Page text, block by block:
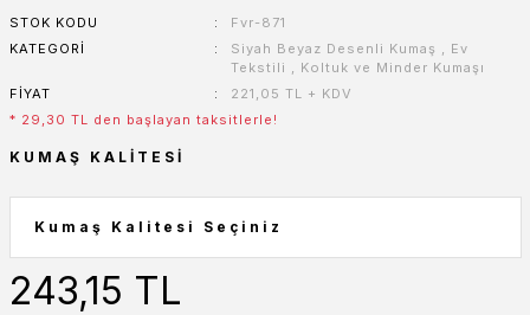
STOK KODU
Fvr-871
KATEGORI
Siyah Beyaz Desenli Kumaş , Ev
Tekstili , Koltuk ve Minder Kumaşı
FIYAT
221,05 TL + KDV
* 29,30 TL den başlayan taksitlerle!
KUMAŞ KALITESI
243,15 TL